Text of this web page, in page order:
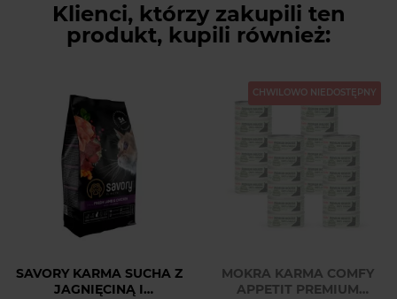
Klienci, którzy zakupili ten
produkt, kupili również:
SAVORY KARMA SUCHA Z
JAGNIĘCINĄ I
CHWILOWO NIEDOSTĘPNY
MOKRA KARMA COMFY
APPETIT PREMIUM